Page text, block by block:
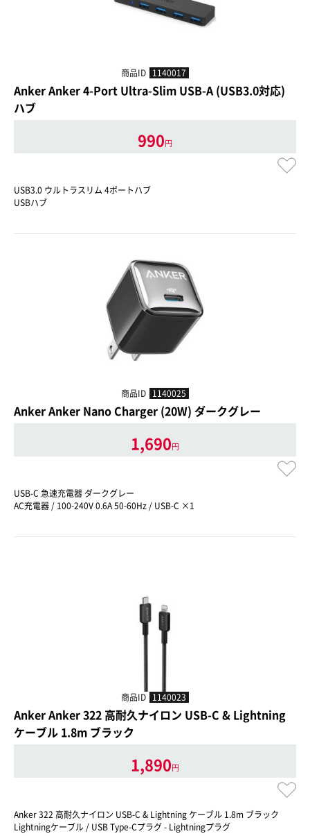
商品ID 1140017
Anker Anker 4-Port Ultra-Slim USB-A (USB3.0対応)
ハブ
990円
USB3.0 ウルトラスリム 4ポートハブ
USBハブ
商品ID 1140025
Anker Anker Nano Charger (20W) ダークグレー
1,690円
USB-C 急速充電器 ダークグレー
AC充電器 / 100-240V 0.6A 50-60Hz / USB-C ×1
商品ID 1140023
Anker Anker 322 高耐久ナイロン USB-C & Lightning
ケーブル 1.8m ブラック
1,890円
Anker 322 高耐久ナイロン USB-C & Lightning ケーブル 1.8m ブラック
Lightningケーブル / USB Type-Cプラグ - Lightningプラグ